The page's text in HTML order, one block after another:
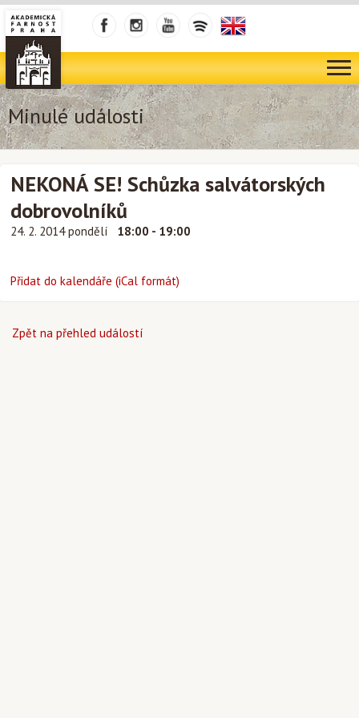
Minulé události
NEKONÁ SE! Schůzka salvátorských
dobrovolníků
24. 2. 2014 pondělí 18:00 - 19:00
Přidat do kalendáře (iCal formát)
Zpět na přehled událostí